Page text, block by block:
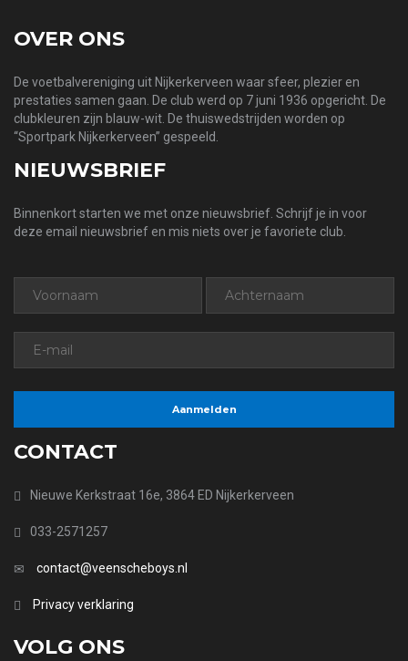
OVER ONS
De voetbalvereniging uit Nijkerkerveen waar sfeer, plezier en
prestaties samen gaan. De club werd op 7 juni 1936 opgericht. De
clubkleuren zijn blauw-wit. De thuiswedstrijden worden op
“Sportpark Nijkerkerveen” gespeeld.
NIEUWSBRIEF
Binnenkort starten we met onze nieuwsbrief. Schrijf je in voor
deze email nieuwsbrief en mis niets over je favoriete club.
CONTACT
Nieuwe Kerkstraat 16e, 3864 ED Nijkerkerveen
033-2571257
contact@veenscheboys.nl
Privacy verklaring
VOLG ONS